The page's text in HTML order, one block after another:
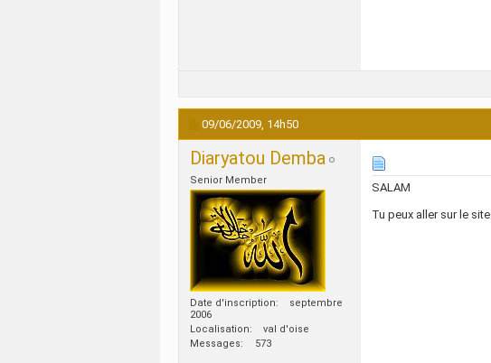
09/06/2009, 14h50
Diaryatou Demba
Senior Member
Date d'inscription
septembre
2006
Localisation
val d'oise
Messages
573
SALAM
Tu peux aller sur le site